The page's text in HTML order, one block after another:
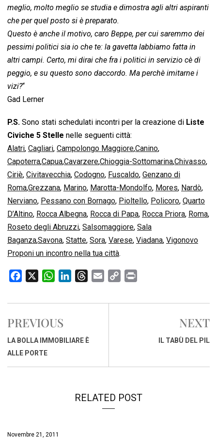
meglio, molto meglio se studia e dimostra agli altri aspiranti
che per quel posto si è preparato.
Questo è anche il motivo, caro Beppe, per cui saremmo dei
pessimi politici sia io che te: la gavetta labbiamo fatta in
altri campi. Certo, mi dirai che fra i politici in servizio cè di
peggio, e su questo sono daccordo. Ma perchè imitarne i
vizi?“
Gad Lerner
P.S. Sono stati schedulati incontri per la creazione di Liste
Civiche 5 Stelle nelle seguenti città:
Alatri, Cagliari, Campolongo Maggiore,Canino,
Capoterra,Capua,Cavarzere,Chioggia-Sottomarina,Chivasso,
Ciriè, Civitavecchia, Codogno, Fuscaldo, Genzano di
Roma,Grezzana, Marino, Marotta-Mondolfo, Mores, Nardò,
Nerviano, Pessano con Bornago, Pioltello, Policoro, Quarto
D’Altino, Rocca Albegna, Rocca di Papa, Rocca Priora, Roma,
Roseto degli Abruzzi, Salsomaggiore, Sala
Baganza,Savona, Statte, Sora, Varese, Viadana, Vigonovo
Proponi un incontro nella tua città.
c
b
o
o
W
a
s
A
n
d
r
d
a
p
i
PREVIOUS
LA BOLLA IMMOBILIARE È
ALLE PORTE
NEXT
IL TABÙ DEL PIL
RELATED POST
Novembre 21, 2011